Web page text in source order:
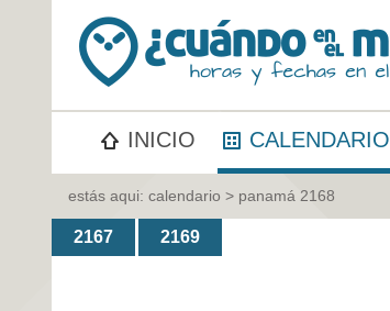
INICIO CALENDARIO
estás aqui: calendario > panamá 2168
2167 2169